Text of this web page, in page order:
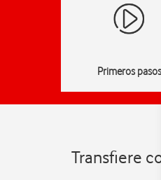
Primeros pasos
Transfiere